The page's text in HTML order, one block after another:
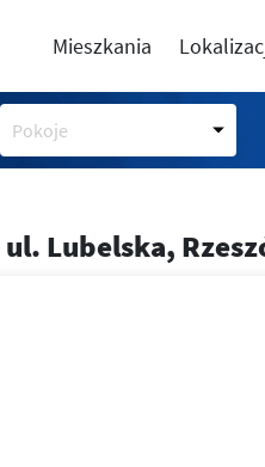
Mieszkania
Pokoje
ul. Lubelska,